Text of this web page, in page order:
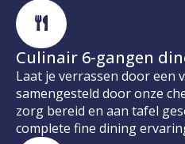
Culinair 6-gangen
Laat je verrassen door een
samengesteld door onze
zorg bereid en aan tafel
complete fine dining